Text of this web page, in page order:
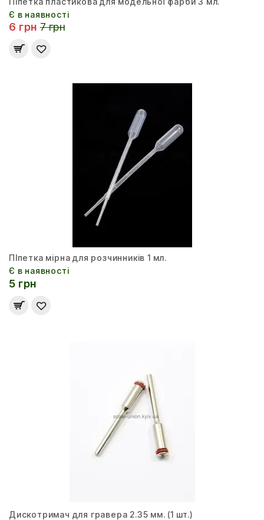
Є в наявності
6 грн 7 грн
ПІпетка мірна для розчинників 1 мл.
Є в наявності
5 грн
Дискотримач для гравера 2.35 мм. (1 шт.)